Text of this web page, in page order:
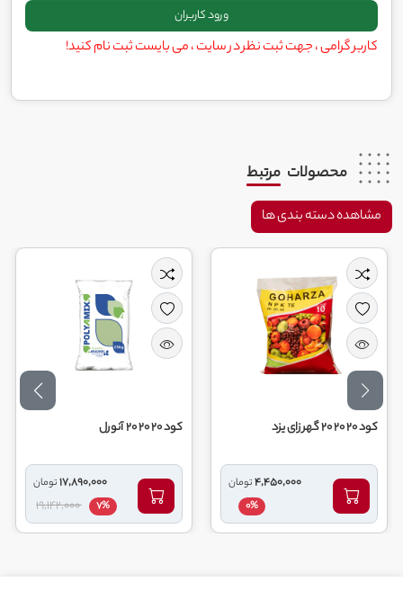
کاربر گرامی ، جهت ثبت نظر در سایت ، می بایست ثبت نام کنید!
محصولات مرتبط
مشاهده دسته بندی ها
4,450,000تومان
17,890,000تومان
19,142,000